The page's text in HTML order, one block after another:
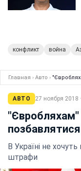
конфликт война
Главная › Авто ›
АВТО 27 ноября 2018
"Євробляхам"
В Україні не
штрафи